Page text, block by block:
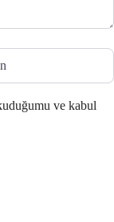
ve kabul